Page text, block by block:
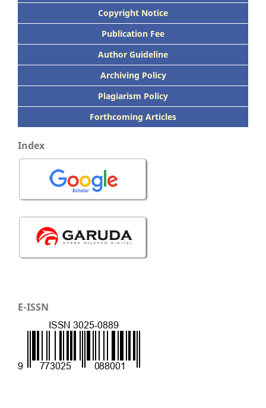
Copyright Notice
Publication Fee
Author Guideline
Archiving Policy
Plagiarism Policy
Forthcoming Articles
Index
E-ISSN